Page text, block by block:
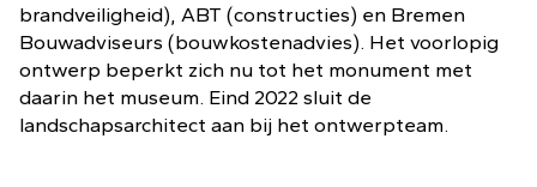
brandveiligheid), ABT (constructies) en Bremen
Bouwadviseurs (bouwkostenadvies). Het voorlopig
ontwerp beperkt zich nu tot het monument met
daarin het museum. Eind 2022 sluit de
landschapsarchitect aan bij het ontwerpteam.